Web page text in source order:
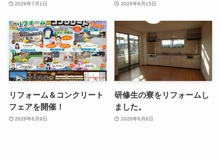
2026年7月1日 2026年6月15日
リフォーム＆コンクリート
フェアを開催！
2026年6月9日
研修生の寮をリフォームし
ました。
2026年6月6日